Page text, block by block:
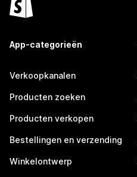
App-categorieën
Verkoopkanalen
Producten zoeken
Producten verkopen
Bestellingen en verzending
Winkelontwerp